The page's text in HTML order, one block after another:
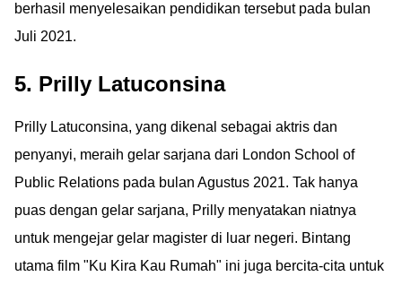
berhasil menyelesaikan pendidikan tersebut pada bulan
Juli 2021.
5. Prilly Latuconsina
Prilly Latuconsina, yang dikenal sebagai aktris dan
penyanyi, meraih gelar sarjana dari London School of
Public Relations pada bulan Agustus 2021. Tak hanya
puas dengan gelar sarjana, Prilly menyatakan niatnya
untuk mengejar gelar magister di luar negeri. Bintang
utama film "Ku Kira Kau Rumah" ini juga bercita-cita untuk